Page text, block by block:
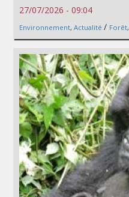
27/07/2026 - 09:04
Environnement, Actualité / Forêt,